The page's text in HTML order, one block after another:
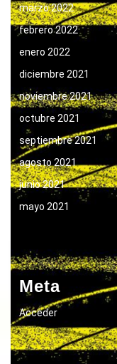
marzo 2022
febrero 2022
enero 2022
diciembre 2021
noviembre 2021
octubre 2021
septiembre 2021
agosto 2021
junio 2021
mayo 2021
Meta
Acceder